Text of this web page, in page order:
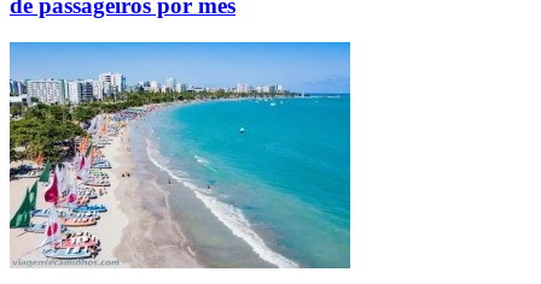
de passageiros por mês